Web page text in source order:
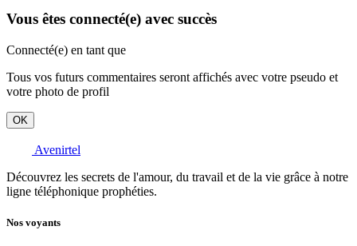
Vous êtes connecté(e) avec succès
Connecté(e) en tant que
Tous vos futurs commentaires seront affichés avec votre pseudo et
votre photo de profil
OK
Avenirtel
Découvrez les secrets de l'amour, du travail et de la vie grâce à notre
ligne téléphonique prophéties.
Nos voyants